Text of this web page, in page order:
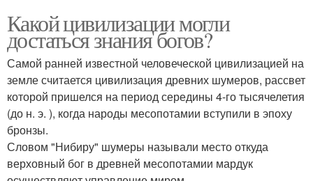
Какой цивилизации могли
достаться знания богов?
Самой ранней известной человеческой цивилизацией на
земле считается цивилизация древних шумеров, рассвет
которой пришелся на период середины 4-го тысячелетия
(до н. э. ), когда народы месопотамии вступили в эпоху
бронзы.
Словом "Нибиру" шумеры называли место откуда
верховный бог в древней месопотамии мардук